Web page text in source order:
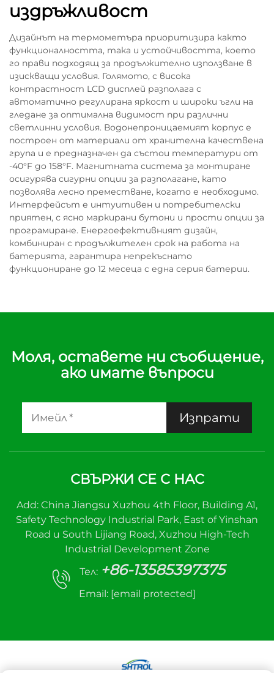
издръжливост
Дизайнът на термометъра приоритизира както
функционалността, така и устойчивостта, което
го прави подходящ за продължително използване в
изискващи условия. Голямото, с висока
контрастност LCD дисплей разполага с
автоматично регулирана яркост и широки ъгли на
гледане за оптимална видимост при различни
светлинни условия. Водонепроницаемият корпус е
построен от материали от хранителна качествена
група и е предназначен да състои температури от
-40°F до 158°F. Магнитната система за монтиране
осигурява сигурни опции за разполагане, като
позволява лесно преместване, когато е необходимо.
Интерфейсът е интуитивен и потребителски
приятен, с ясно маркирани бутони и прости опции за
програмиране. Енергоефективният дизайн,
комбиниран с продължителен срок на работа на
батерията, гарантира непрекъснато
функциониране до 12 месеца с една серия батерии.
Моля, оставете ни съобщение,
ако имате въпроси
Изпрати
СВЪРЖИ СЕ С НАС
Add: China Jiangsu Xuzhou 4th Floor, Building A1,
Safety Technology Industrial Park, East of Yinshan
Road и South Lijiang Road, Xuzhou High-Tech
Industrial Development Zone
Тел: +86-13585397375
Email: [email protected]